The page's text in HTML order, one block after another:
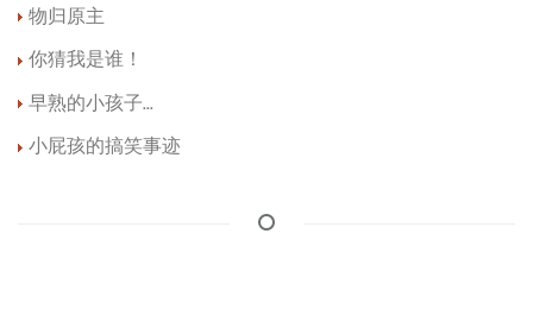
物归原主
你猜我是谁！
早熟的小孩子...
小屁孩的搞笑事迹